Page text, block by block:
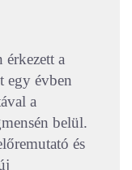
a
egy évben
a
belül.
és